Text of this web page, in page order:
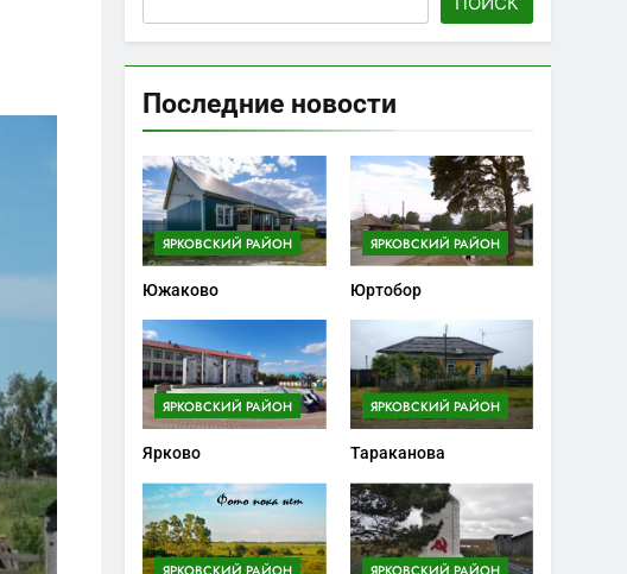
Последние новости
ЯРКОВСКИЙ РАЙОН
Южаково
ЯРКОВСКИЙ РАЙОН
Юртобор
ЯРКОВСКИЙ РАЙОН
Ярково
ЯРКОВСКИЙ РАЙОН
Тараканова